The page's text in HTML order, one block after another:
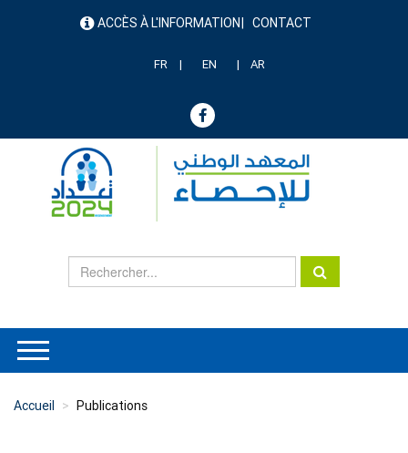
menu ACCÈS À L'INFORMATION CONTACT
FR EN AR
Accueil Publications